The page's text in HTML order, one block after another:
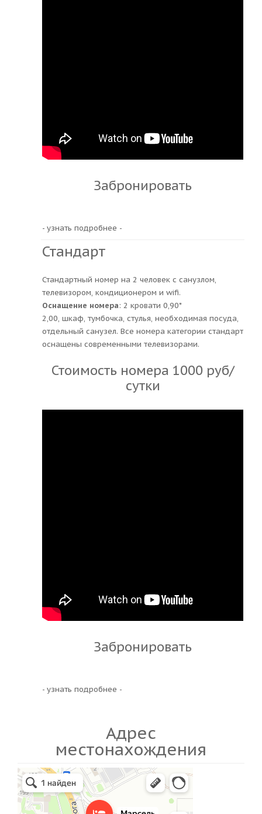
Забронировать
- узнать подробнее -
Стандарт
Стандартный номер на 2 человек с санузлом,
телевизором, кондиционером и wifi.
Оснащение номера: 2 кровати 0,90*
2,00, шкаф, тумбочка, стулья, необходимая посуда,
отдельный санузел. Все номера категории стандарт
оснащены современными телевизорами.
Стоимость номера 1000 руб/
сутки
Забронировать
- узнать подробнее -
Адрес
местонахождения